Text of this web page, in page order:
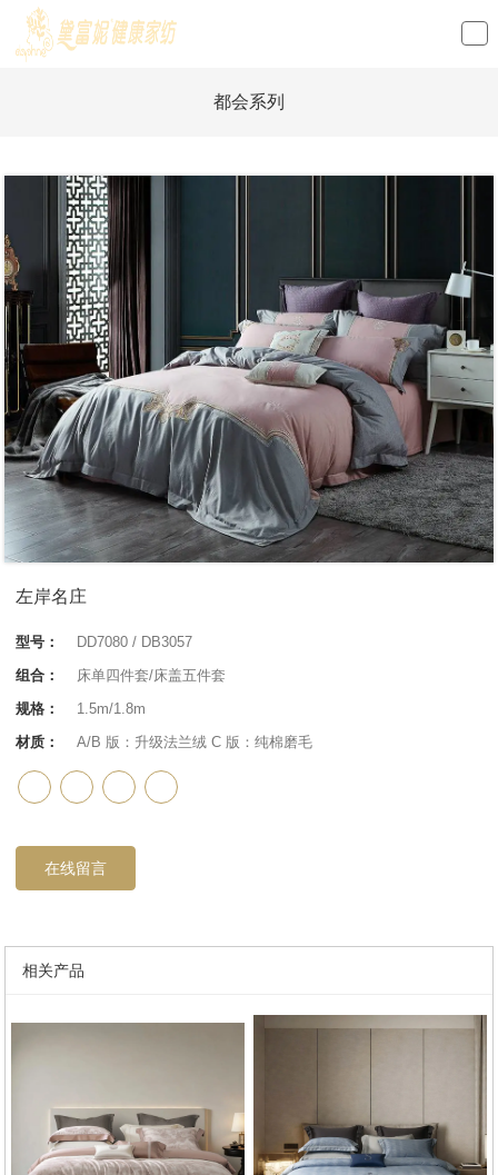
loading
都会系列
左岸名庄
型号：
DD7080 / DB3057
组合：
床单四件套/床盖五件套
规格：
1.5m/1.8m
材质：
A/B 版：升级法兰绒 C 版：纯棉磨毛
在线留言
相关产品